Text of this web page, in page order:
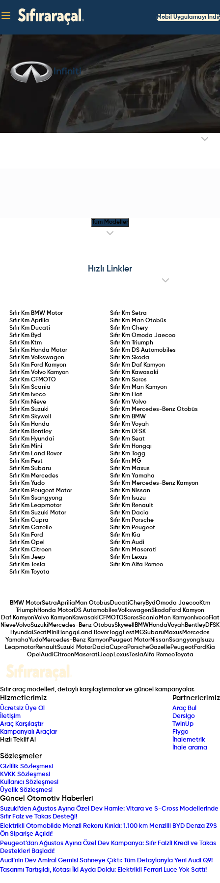
Mobil Uygulamayı İndir
Infiniti
Tüm Modeller
Hızlı Linkler
Sıfır Km BMW Motor Sıfır Km Setra
Sıfır KmAprilia Sıfır Km Man Otobüs
Sıfır Km Ducati Sıfır Km Chery
Sıfır Km Byd Sıfır Km Omoda Jaecoo
Sıfır Km Ktm Sıfır Km
Triumph
Sıfır Km Honda Motor Sıfır Km DS Automobiles
Sıfır KmVolkswagen Sıfır Km Skoda
Sıfır Km Ford Kamyon Sıfır Km Daf Kamyon
Sıfır KmVolvo Kamyon Sıfır Km Kawasaki
Sıfır KmCFMOTO Sıfır Km Seres
Sıfır KmScania Sıfır Km Man Kamyon
Sıfır Km Iveco Sıfır Km Fiat
Sıfır Km Nieve Sıfır Km Volvo
Sıfır KmSuzuki Sıfır Km Mercedes-Benz Otobüs
Sıfır KmSkywell Sıfır Km BMW
Sıfır Km Honda Sıfır Km Voyah
Sıfır Km Bentley Sıfır Km DFSK
Sıfır Km Hyundai Sıfır Km Seat
Sıfır Km Mini Sıfır Km Hongqı
Sıfır Km Land Rover Sıfır Km
Togg
Sıfır Km Fest Sıfır Km MG
Sıfır KmSubaru Sıfır Km Maxus
Sıfır Km Mercedes Sıfır Km Yamaha
Sıfır KmYudo Sıfır Km Mercedes-Benz Kamyon
Sıfır Km Peugeot Motor Sıfır Km Nissan
Sıfır KmSsangyong Sıfır Km Isuzu
Sıfır Km Leapmotor Sıfır Km Renault
Sıfır KmSuzuki Motor Sıfır Km Dacia
Sıfır KmCupra Sıfır Km Porsche
Sıfır KmGazelle Sıfır Km Peugeot
Sıfır Km Ford Sıfır Km Kia
Sıfır KmOpel Sıfır Km Audi
Sıfır KmCitroen Sıfır Km Maserati
Sıfır KmJeep Sıfır Km Lexus
Sıfır Km
Tesla Sıfır Km Alfa Romeo
Sıfır Km
Toyota
BMW MotorSetraAprilia Man Otobüs DucatiCheryBydOmoda JaecooKtm
TriumphHonda MotorDS AutomobilesVolkswagenSkoda Ford Kamyon
Daf KamyonVolvo KamyonKawasakiCFMOTOSeresScania Man KamyonIvecoFiat
NieveVolvoSuzuki Mercedes-Benz OtobüsSkywell BMWHondaVoyahBentleyDFSK
HyundaiSeatMini Hongqı Land Rover Togg FestMGSubaruMaxus Mercedes
YamahaYudoMercedes-Benz KamyonPeugeot MotorNissanSsangyong Isuzu
LeapmotorRenaultSuzuki MotorDaciaCupra PorscheGazellePeugeotFord Kia
Opel AudiCitroenMaseratiJeep Lexus TeslaAlfa RomeoToyota
Sıfır araç modelleri, detaylı karşılaştırmalar ve güncel kampanyalar.
Hizmetlerimiz
Ücretsiz Üye Ol
İletişim
Araç Karşılaştır
Kampanyalı Araçlar
Hızlı Teklif Al
Partnerlerimiz
Araç Bul
Dersigo
TwinUp
Fiygo
İhalemetrik
İhale arama
Sözleşmeler
Gizlilik Sözleşmesi
KVKK Sözleşmesi
Kullanıcı Sözleşmesi
Üyelik Sözleşmesi
Güncel Otomotiv Haberleri
Suzuki’den Ağustos Ayına Özel Dev Hamle: Vitara ve S-Cross Modellerinde
Sıfır Faiz ve Takas Desteği!
Elektrikli Otomobilde Menzil Rekoru Kırıldı: 1.100 km Menzilli BYD Denza Z9S
Ön Siparişe Açıldı!
Peugeot’dan Ağustos Ayına Özel Dev Kampanya: Sıfır Faizli Kredi ve Takas
Destekleri Başladı!
Audi’nin Dev Amiral Gemisi Sahneye Çıktı: Tüm Detaylarıyla Yeni Audi Q9!
Tasarımı Tartışıldı, Kotası İki Ayda Doldu: Elektrikli Ferrari Luce Yok Sattı!